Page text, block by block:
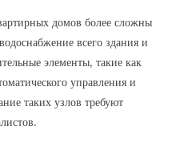
домов более сложны
всего здания и
элементы‚ такие как
управления и
таких узлов требуют